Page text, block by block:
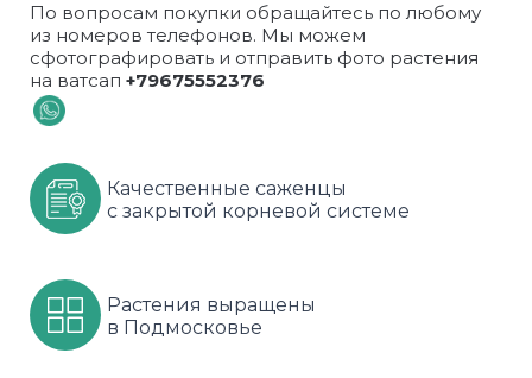
Форзиция
Шиповник декоративный красный
Юкка
Облепиха высокорослая, раскидистая
Орех (Фундук)
Сливы
Черемуховое дерева
Черешни
На штамбе
Облепиха
От производителя
Рябина красная
Рябина черноплодная
Пионовидные
Плетистые
разноцветные
Розовые розы
Розы фиолетовые
По вопросам покупки обращайтесь по любому
из номеров телефонов. Мы можем
сфотографировать и отправить фото растения
на ватсап +79675552376
Качественные саженцы
с закрытой корневой системе
Растения выращены
в Подмосковье